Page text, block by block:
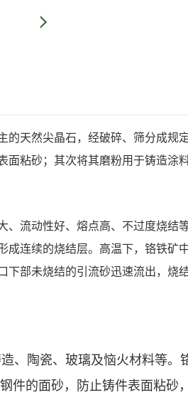
的天然尖晶石，经破碎、筛分成规
面粘砂；其次将其磨粉用于铸造涂
、流动性好、熔点高、不过度烧结
成连续的烧结层。高温下，铬铁矿
下部未烧结的引流砂迅速流出，烧
、陶瓷、玻璃及恼火材料等。
件的面砂，防止铸件表面粘砂